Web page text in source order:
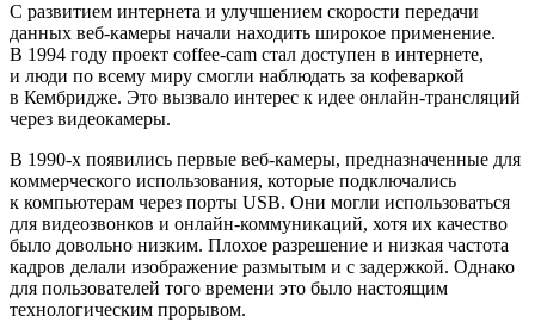
С развитием интернета и улучшением скорости передачи
данных веб-камеры начали находить широкое применение.
В 1994 году проект сoffee-cam стал доступен в интернете,
и люди по всему миру смогли наблюдать за кофеваркой
в Кембридже. Это вызвало интерес к идее онлайн-трансляций
через видеокамеры.
В 1990-х появились первые веб-камеры, предназначенные для
коммерческого использования, которые подключались
к компьютерам через порты USB. Они могли использоваться
для видеозвонков и онлайн-коммуникаций, хотя их качество
было довольно низким. Плохое разрешение и низкая частота
кадров делали изображение размытым и с задержкой. Однако
для пользователей того времени это было настоящим
технологическим прорывом.